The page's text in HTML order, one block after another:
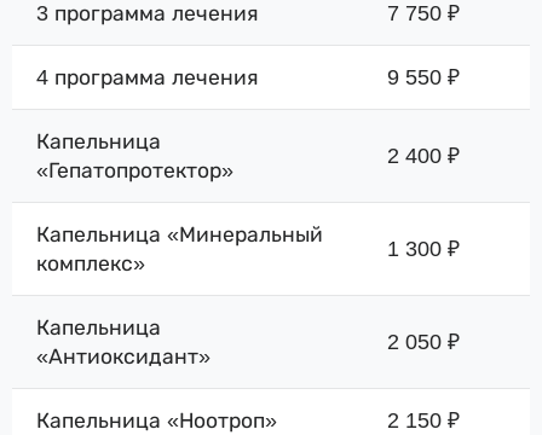
3 программа лечения 7 750 ₽
4 программа лечения 9 550 ₽
Капельница
«Гепатопротектор»
2 400 ₽
Капельница «Минеральный
комплекс»
1 300 ₽
Капельница
«Антиоксидант»
2 050 ₽
Капельница «Ноотроп» 2 150 ₽